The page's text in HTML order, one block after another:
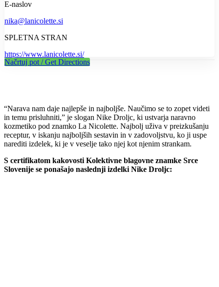
E-naslov
nika@lanicolette.si
SPLETNA STRAN
https://www.lanicolette.si/
Načrtuj pot / Get Directions
“Narava nam daje najlepše in najboljše. Naučimo se to zopet videti
in temu prisluhniti,” je slogan Nike Droljc, ki ustvarja naravno
kozmetiko pod znamko La Nicolette. Najbolj uživa v preizkušanju
receptur, v iskanju najboljših sestavin in v zadovoljstvu, ko ji uspe
narediti izdelek, ki je v veselje tako njej kot njenim strankam.
S certifikatom kakovosti Kolektivne blagovne znamke Srce
Slovenije se ponašajo naslednji izdelki Nike Droljc: